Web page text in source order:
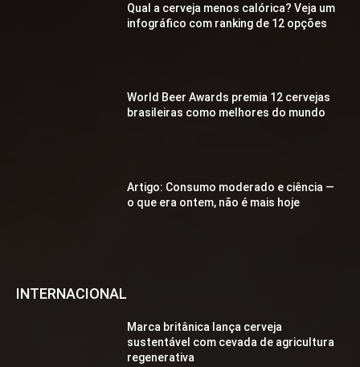
Qual a cerveja menos calórica? Veja um
infográfico com ranking de 12 opções
World Beer Awards premia 12 cervejas
brasileiras como melhores do mundo
Artigo: Consumo moderado e ciência —
o que era ontem, não é mais hoje
INTERNACIONAL
Marca britânica lança cerveja
sustentável com cevada de agricultura
regenerativa